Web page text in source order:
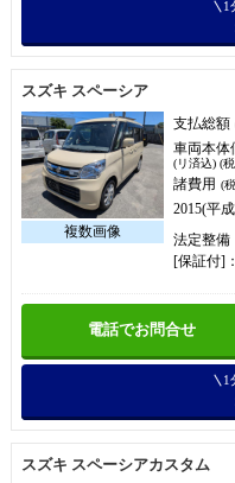
1
スズキ スペーシア
支払総額
車両本体
(リ済込) (
諸費用 (
2015(平
法定整備
[保証付]
電話でお問合せ
1
スズキ スペーシアカスタム